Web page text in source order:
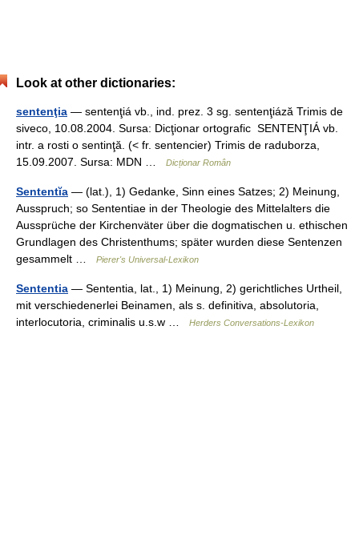
Look at other dictionaries:
sentenţia — sentenţiá vb., ind. prez. 3 sg. sentenţiáză Trimis de
siveco, 10.08.2004. Sursa: Dicţionar ortografic SENTENŢIÁ vb.
intr. a rosti o sentinţă. (< fr. sentencier) Trimis de raduborza,
15.09.2007. Sursa: MDN …
Dicționar Român
Sententĭa — (lat.), 1) Gedanke, Sinn eines Satzes; 2) Meinung,
Ausspruch; so Sententiae in der Theologie des Mittelalters die
Aussprüche der Kirchenväter über die dogmatischen u. ethischen
Grundlagen des Christenthums; später wurden diese Sentenzen
gesammelt …
Pierer's Universal-Lexikon
Sententia — Sententia, lat., 1) Meinung, 2) gerichtliches Urtheil,
mit verschiedenerlei Beinamen, als s. definitiva, absolutoria,
interlocutoria, criminalis u.s.w …
Herders Conversations-Lexikon